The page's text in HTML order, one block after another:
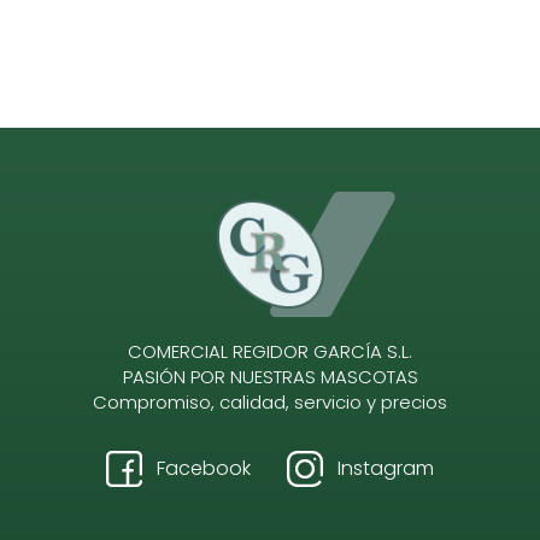
COMERCIAL REGIDOR GARCÍA S.L.
PASIÓN POR NUESTRAS MASCOTAS
Compromiso, calidad, servicio y precios
Facebook Instagram